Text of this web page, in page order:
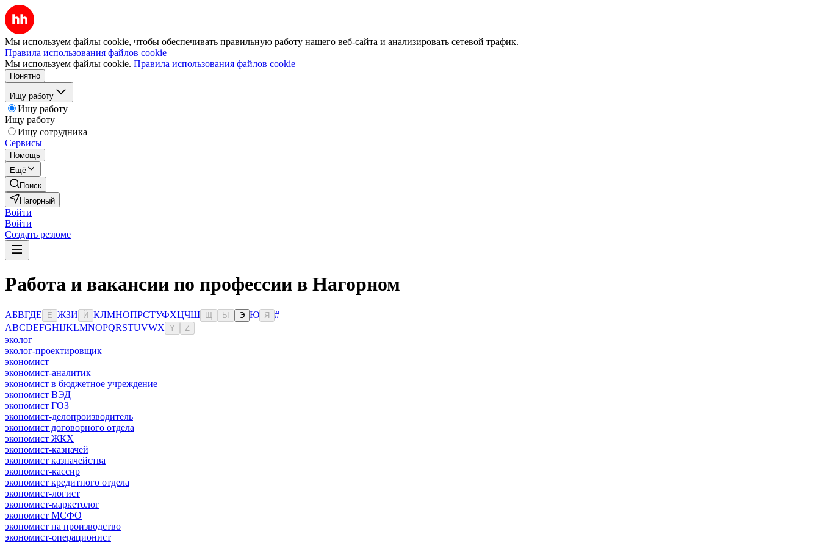
Мы используем файлы cookie, чтобы обеспечивать правильную работу нашего веб-сайта и анализировать сетевой трафик.
Правила использования файлов cookie
Мы используем файлы cookie. Правила использования файлов cookie
Понятно
Ищу работу
Ищу работу
Ищу работу
Ищу сотрудника
Сервисы
Помощь
Ещё
Поиск
Нагорный
Войти
Войти
Создать резюме
Работа и вакансии по профессии в Нагорном
АБВГДЕ Ё ЖЗИ Й КЛМНОПРСТУФХЦЧШ Ы Э Ю Я
#
ABCDEFGHIJKLMNOPQRSTUVWX Y Z
эколог
эколог-проектировщик
экономист
экономист-аналитик
экономист в бюджетное учреждение
экономист ВЭД
экономист ГОЗ
экономист-делопроизводитель
экономист договорного отдела
экономист ЖКХ
экономист-казначей
экономист казначейства
экономист-кассир
экономист кредитного отдела
экономист-логист
экономист-маркетолог
экономист МСФО
экономист на производство
экономист-операционист